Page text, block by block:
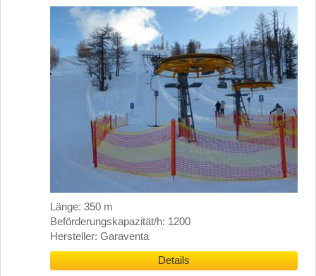
Länge: 350 m
Beförderungskapazität/h: 1200
Hersteller: Garaventa
Details